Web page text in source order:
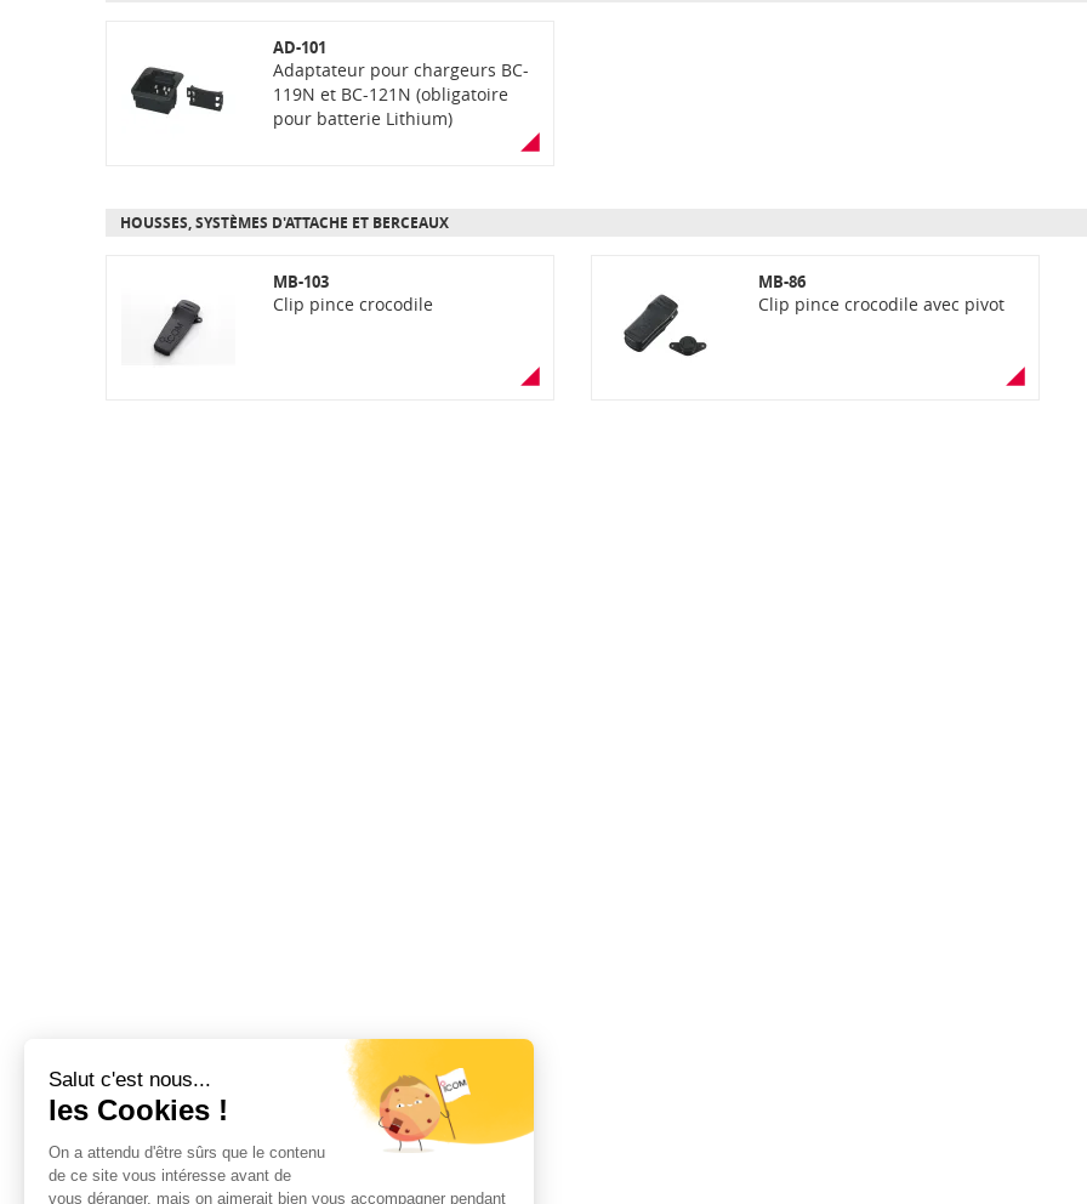
AD-101
Adaptateur pour chargeurs BC-
119N et BC-121N (obligatoire
pour batterie Lithium)
HOUSSES, SYSTÈMES D'ATTACHE ET BERCEAUX
MB-103
Clip pince crocodile
MB-86
Clip pince crocodile avec pivot